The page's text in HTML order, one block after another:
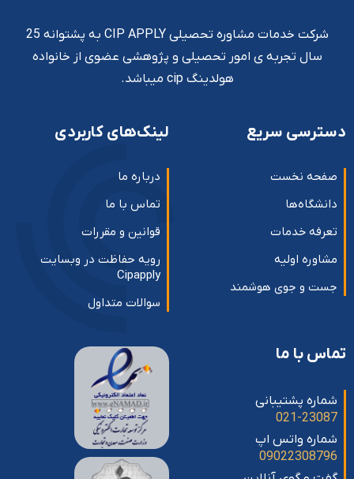
شرکت خدمات مشاوره تحصیلی CIP APPLY به پشتوانه 25
سال تجربه ی امور تحصیلی و پژوهشی عضوی از خانواده
هولدینگ cip میباشد.
دسترسی سریع
صفحه نخست
دانشگاه‌ها
تعرفه خدمات
مشاوره اولیه
جست و جوی هوشمند
لینک‌های کاربردی
درباره ما
تماس با ما
قوانین و مقررات
رویه حفاظت در وبسایت
Cipapply
سوالات متداول
تماس با ما
شماره پشتیبانی
021-23087
شماره واتس اپ
09022308796